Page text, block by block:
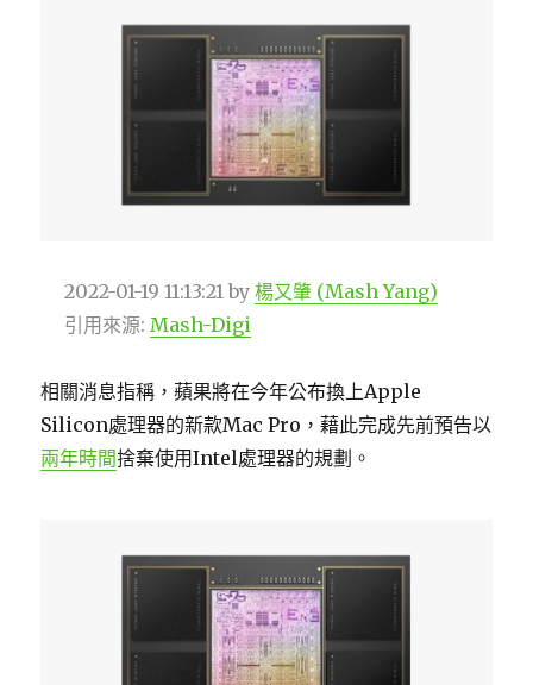
2022-01-19 11:13:21 by楊又肇 (Mash Yang)
引用來源: Mash-Digi
相關消息指稱，蘋果將在今年公布換上Apple
Silicon處理器的新款Mac Pro，藉此完成先前預告以
兩年時間捨棄使用Intel處理器的規劃。